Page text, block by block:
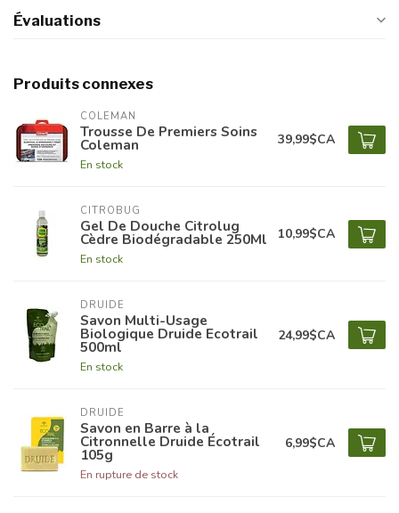
Évaluations
Produits connexes
COLEMAN
Trousse De Premiers Soins
Coleman
En stock
39,99$CA
CITROBUG
Gel De Douche Citrolug
Cèdre Biodégradable 250Ml
En stock
10,99$CA
DRUIDE
Savon Multi-Usage
Biologique Druide Ecotrail
500ml
En stock
24,99$CA
DRUIDE
Savon en Barre à la
Citronnelle Druide Écotrail
105g
En rupture de stock
6,99$CA